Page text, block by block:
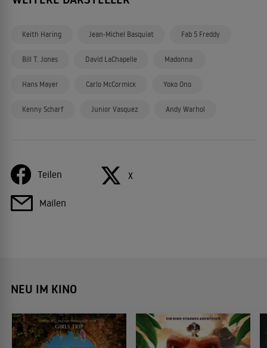
Keith Haring Jean-Michel Basquiat Fab 5 Freddy
Bill T. Jones David LaChapelle Madonna
Hans Mayer Carlo McCormick Yoko Ono
Kenny Scharf Junior Vasquez Andy Warhol
Teilen X
Mailen
NEU IM KINO